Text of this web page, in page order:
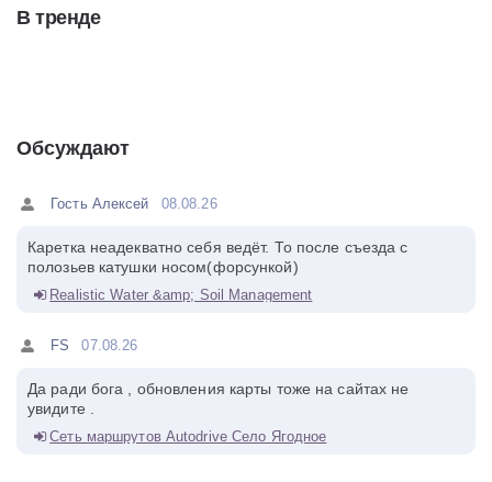
В тренде
Обсуждают
Гость Алексей 08.08.26
Каретка неадекватно себя ведёт. То после съезда с
полозьев катушки носом(форсункой)
Realistic Water &amp; Soil Management
FS 07.08.26
Да ради бога , обновления карты тоже на сайтах не
увидите .
Сеть маршрутов Autodrive Село Ягодное